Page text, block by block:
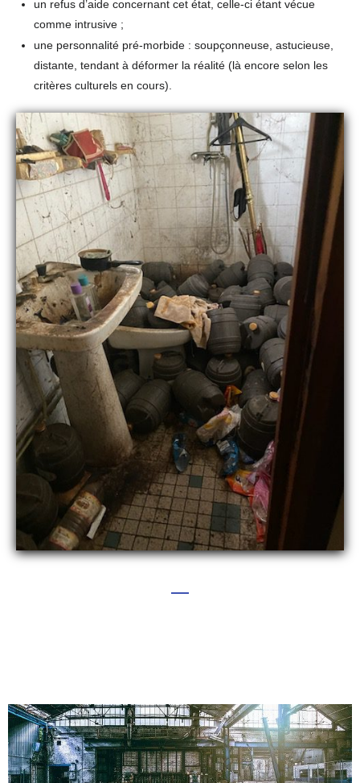
un refus d’aide concernant cet état, celle-ci étant vécue
comme intrusive ;
une personnalité pré-morbide : soupçonneuse, astucieuse,
distante, tendant à déformer la réalité (là encore selon les
critères culturels en cours).